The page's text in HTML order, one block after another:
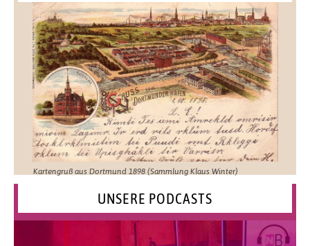
Kartengruß aus Dortmund 1898 (Sammlung Klaus Winter)
UNSERE PODCASTS